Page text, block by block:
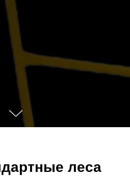
леса